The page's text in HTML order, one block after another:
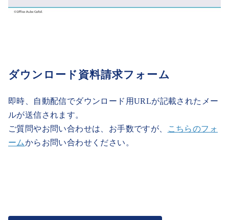
ダウンロード資料請求フォーム
即時、自動配信でダウンロード用URLが記載されたメー
ルが送信されます。
ご質問やお問い合わせは、お手数ですが、
こちらのフォ
ームからお問い合わせください。